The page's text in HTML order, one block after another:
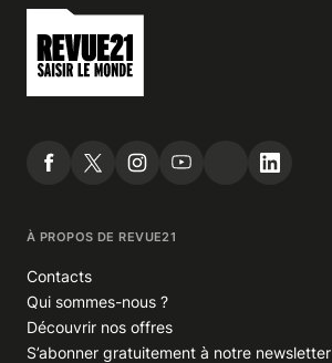
À PROPOS DE REVUE21
Contacts
Qui sommes-nous ?
Découvrir nos offres
S’abonner gratuitement à notre newsletter